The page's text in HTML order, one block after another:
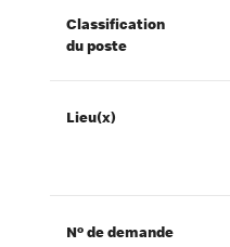
Classification
du poste
Lieu(x)
Nº de demande